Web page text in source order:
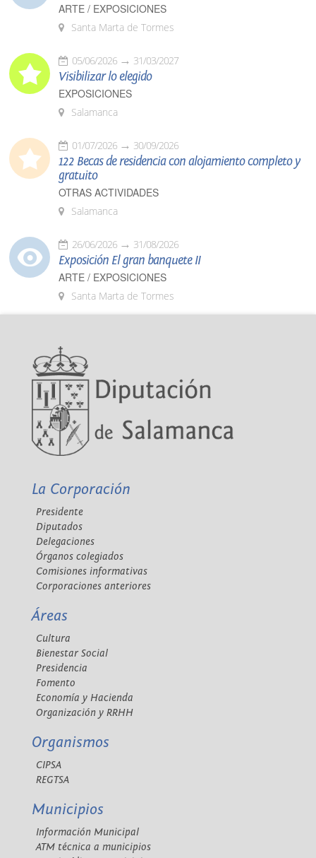
ARTE / EXPOSICIONES
Santa Marta de Tormes
05/06/2026 31/03/2027
Visibilizar lo elegido
EXPOSICIONES
Salamanca
01/07/2026 30/09/2026
122 Becas de residencia con alojamiento completo y
gratuito
OTRAS ACTIVIDADES
Salamanca
26/06/2026 31/08/2026
Exposición El gran banquete II
ARTE / EXPOSICIONES
Santa Marta de Tormes
La Corporación
Presidente
Diputados
Delegaciones
Órganos colegiados
Comisiones informativas
Corporaciones anteriores
Áreas
Cultura
Bienestar Social
Presidencia
Fomento
Economía y Hacienda
Organización y RRHH
Organismos
CIPSA
REGTSA
Municipios
Información Municipal
ATM técnica a municipios